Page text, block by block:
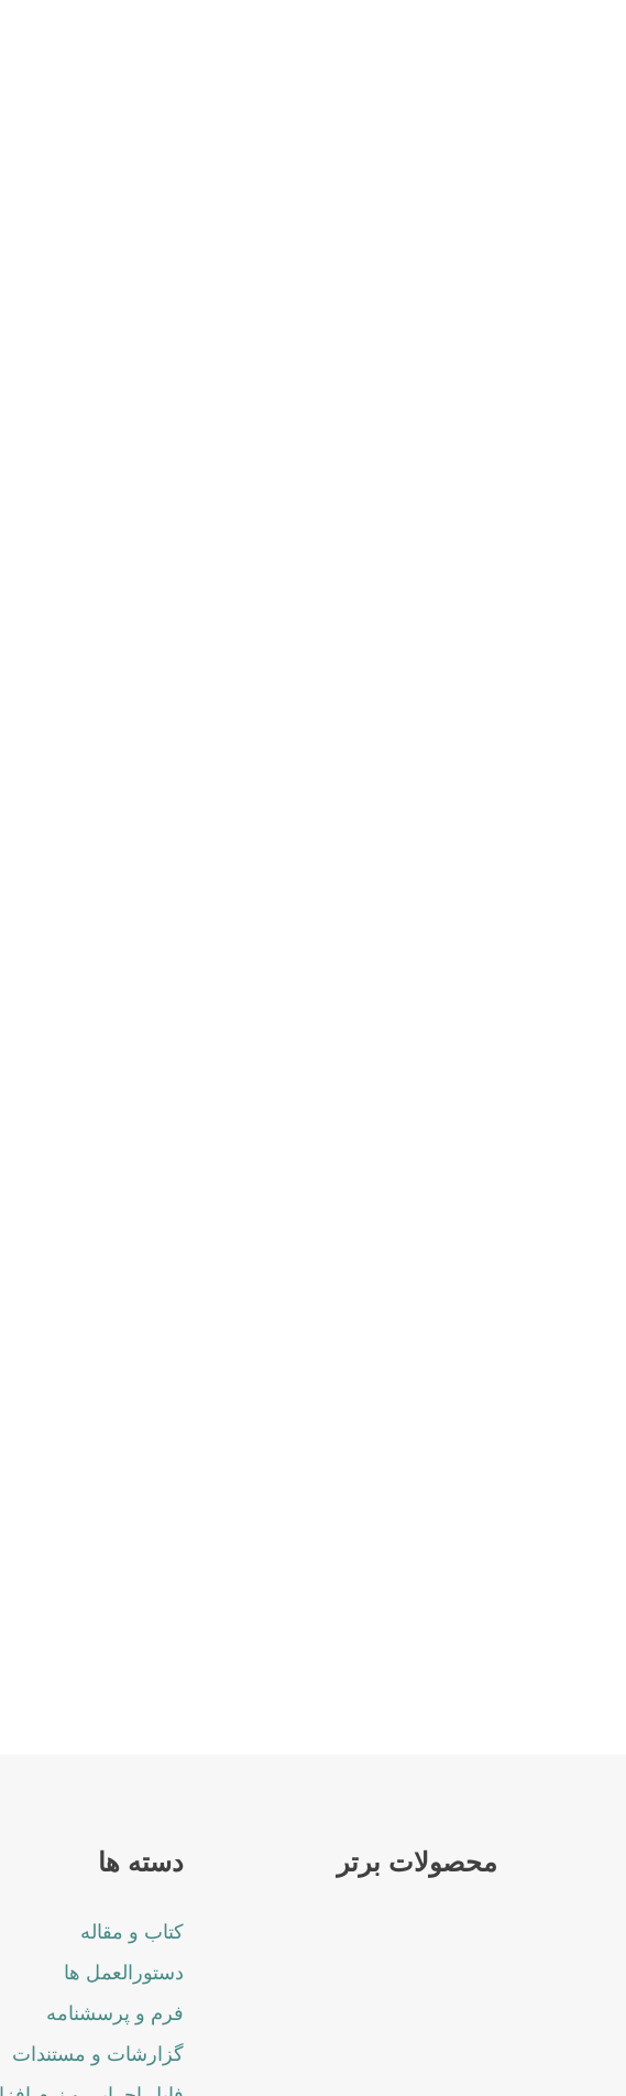
محصولات برتر دسته ها
کتاب و مقاله
دستورالعمل ها
فرم و پرسشنامه
گزارشات و مستندات